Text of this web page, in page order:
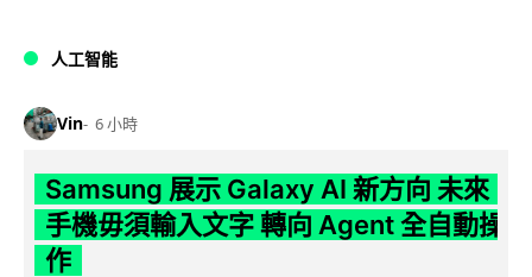
人工智能
Vin 6 小時
Samsung 展示 Galaxy AI 新方向 未來
手機毋須輸入文字 轉向 Agent 全自動操
作